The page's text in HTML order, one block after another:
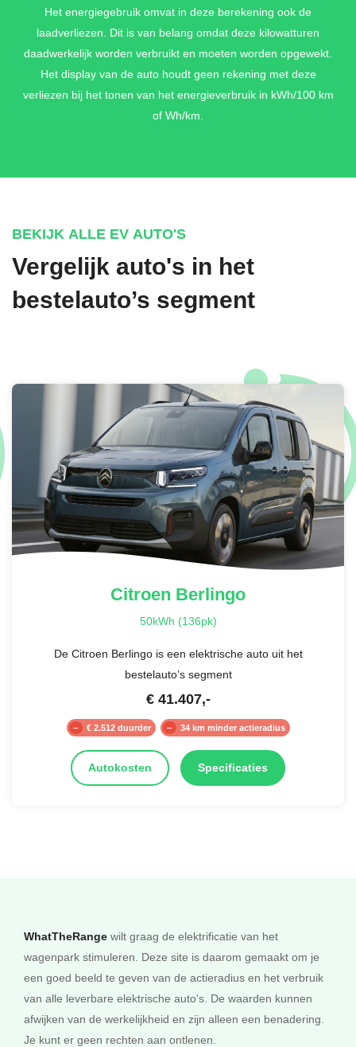
€ 795,-
€ 795,-
SOFT MINT METALLIC
LAKEHOUSE GRAY METALLIC
€ 795,-
FROST BLUE METALLIC
Het energiegebruik omvat in deze berekening ook de
laadverliezen. Dit is van belang omdat deze kilowatturen
daadwerkelijk worden verbruikt en moeten worden opgewekt.
Het display van de auto houdt geen rekening met deze
verliezen bij het tonen van het energieverbruik in kWh/100 km
of Wh/km.
BEKIJK ALLE EV AUTO'S
Vergelijk auto's in het
bestelauto’s segment
Citroen Berlingo
50kWh (136pk)
De Citroen Berlingo is een elektrische auto uit het
bestelauto’s segment
€ 41.407,-
€ 2.512 duurder 34 km minder actieradius
Autokosten Specificaties
WhatTheRange wilt graag de elektrificatie van het
wagenpark stimuleren. Deze site is daarom gemaakt om je
een goed beeld te geven van de actieradius en het verbruik
van alle leverbare elektrische auto's. De waarden kunnen
afwijken van de werkelijkheid en zijn alleen een benadering.
Je kunt er geen rechten aan ontlenen.